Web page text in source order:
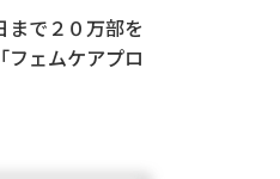
まで２０万部を
ェムケアプロ